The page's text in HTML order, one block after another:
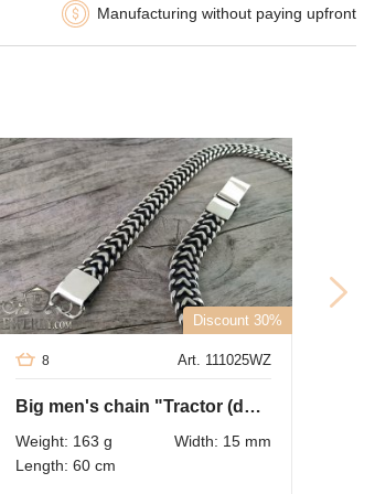
Manufacturing without paying upfront
Discount 30%
Art. 111025WZ
8
Big men's chain "Tractor (double carapace)" of sterling silver
Weight: 163 g
Width: 15 mm
Length: 60 cm